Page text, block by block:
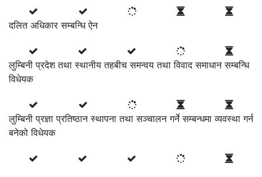
दलित अधिकार सम्बन्धि ‌ऐन
लुम्बिनी प्रदेश तथा स्थानीय तहबीच समन्वय तथा विवाद समाधान सम्बन्धि
विधेयक
लुम्बिनी प्रज्ञा प्रतिष्ठान स्थापना तथा सञ्चालन गर्ने सम्बन्धमा व्यवस्था गर्न
बनेको विधेयक